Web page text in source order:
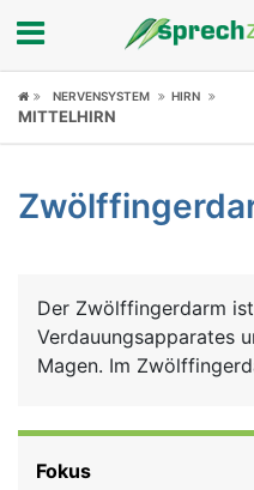
Fokus
Symptome
News
Rubriken
NERVENSYSTEM HIRN
MITTELHIRN
Der Zwölffingerdarm
Verdauungsapparates
Magen. Im
Fokus